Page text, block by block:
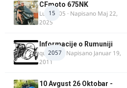
15
CFmoto 675NK
Luka9905 · Napisano Maj 22,
2025
2057
Informacije o Rumuniji
quasaar · Napisano Januar 19,
2011
10 Avgust 26 Oktobar -